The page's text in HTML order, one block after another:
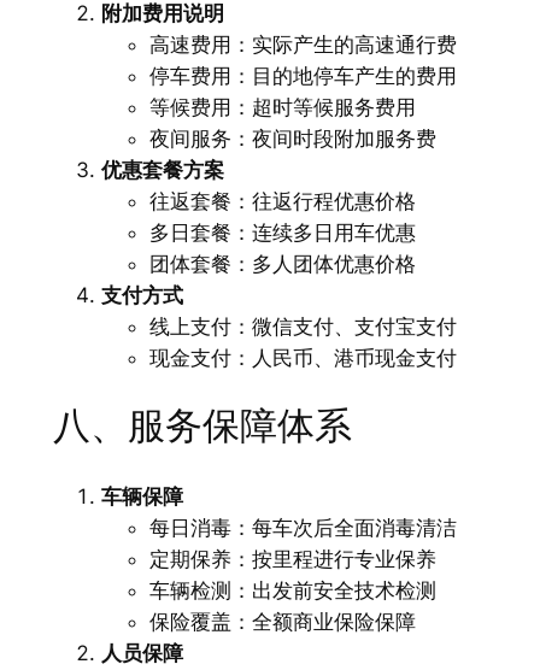
附加费用说明
高速费用：实际产生的高速通行费
停车费用：目的地停车产生的费用
等候费用：超时等候服务费用
夜间服务：夜间时段附加服务费
优惠套餐方案
往返套餐：往返行程优惠价格
多日套餐：连续多日用车优惠
团体套餐：多人团体优惠价格
支付方式
线上支付：微信支付、支付宝支付
现金支付：人民币、港币现金支付
八、服务保障体系
车辆保障
每日消毒：每车次后全面消毒清洁
定期保养：按里程进行专业保养
车辆检测：出发前安全技术检测
保险覆盖：全额商业保险保障
人员保障